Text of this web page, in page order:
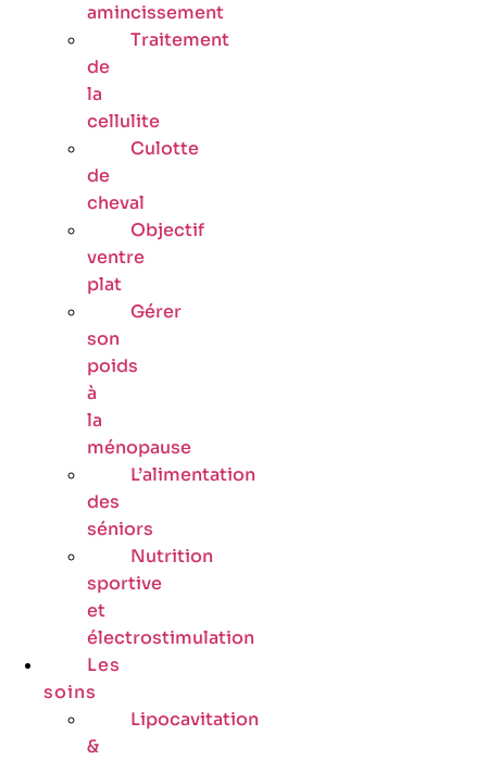
amincissement
Traitement
de
la
cellulite
Culotte
de
cheval
Objectif
ventre
plat
Gérer
son
poids
à
la
ménopause
L’alimentation
des
séniors
Nutrition
sportive
et
électrostimulation
Les
soins
Lipocavitation
&